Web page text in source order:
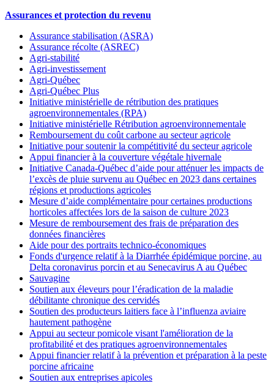
Assurances et protection du revenu
Assurance stabilisation (ASRA)
Assurance récolte (ASREC)
Agri-stabilité
Agri-investissement
Agri-Québec
Agri-Québec Plus
Initiative ministérielle de rétribution des pratiques
agroenvironnementales (RPA)
Initiative ministérielle Rétribution agroenvironnementale
Remboursement du coût carbone au secteur agricole
Initiative pour soutenir la compétitivité du secteur agricole
Appui financier à la couverture végétale hivernale
Initiative Canada-Québec d’aide pour atténuer les impacts de
l’excès de pluie survenu au Québec en 2023 dans certaines
régions et productions agricoles
Mesure d’aide complémentaire pour certaines productions
horticoles affectées lors de la saison de culture 2023
Mesure de remboursement des frais de préparation des
données financières
Aide pour des portraits technico-économiques
Fonds d'urgence relatif à la Diarrhée épidémique porcine, au
Delta coronavirus porcin et au Senecavirus A au Québec
Sauvagine
Soutien aux éleveurs pour l’éradication de la maladie
débilitante chronique des cervidés
Soutien des producteurs laitiers face à l’influenza aviaire
hautement pathogène
Appui au secteur pomicole visant l'amélioration de la
profitabilité et des pratiques agroenvironnementales
Appui financier relatif à la prévention et préparation à la peste
porcine africaine
Soutien aux entreprises apicoles